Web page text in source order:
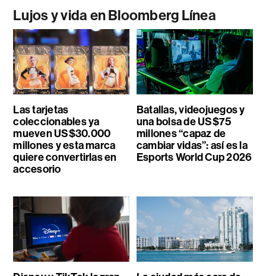
Lujos y vida en Bloomberg Línea
Las tarjetas
coleccionables ya
mueven US$30.000
millones y esta marca
quiere convertirlas en
accesorio
Batallas, videojuegos y
una bolsa de US$75
millones “capaz de
cambiar vidas”: así es la
Esports World Cup 2026